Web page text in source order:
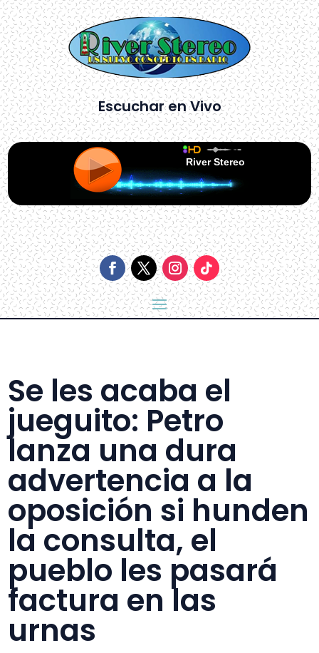
Escuchar en Vivo
Se les acaba el
jueguito: Petro
lanza una dura
advertencia a la
oposición si hunden
la consulta, el
pueblo les pasará
factura en las
urnas